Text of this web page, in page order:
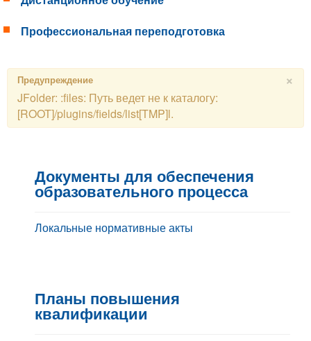
Профессиональная переподготовка
×
Предупреждение
JFolder: :files: Путь ведет не к каталогу:
[ROOT]/plugins/fields/list[TMP]l.
Документы для обеспечения
образовательного процесса
Локальные нормативные акты
Планы повышения
квалификации